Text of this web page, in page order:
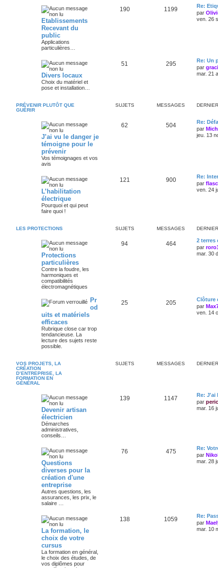
Etablissements
Recevant du
public
Applications
particulières…
190 1199
Re:
par
ven. 26
Divers locaux
Choix du matériel et
pose et installation…
51 295
Re: Un
par
mar. 21
PRÉVENIR PLUTÔT QUE
GUÉRIR
SUJETS MESSAGES
J’ai vu le danger je
témoigne pour le
prévenir
Vos témoignages et vos
avis
62 504
Re:
par
jeu. 13
L’habilitation
électrique
Pourquoi et qui peut
faire quoi !
121 900
Re:
par
ven. 24
LES PROTECTIONS SUJETS MESSAGES
Protections
particulières
Contre la foudre, les
harmoniques et
compatibilités
électromagnétiques
94 464
2 terres
par
mar. 30
Pr
od
uits et matériels
efficaces
Rubrique close car trop
tendancieuse. La
lecture des sujets reste
possible.
25 205
Clôture
par
ven. 14
VOS PROJETS, LA
CRÉATION
D’ENTREPRISE, LA
FORMATION EN
GÉNÉRAL
SUJETS MESSAGES
Devenir artisan
électricien
Démarches
administratives,
conseils…
139 1147
Re: J'ai
par
mar. 16
Questions
diverses pour la
création d'une
entreprise
Autres questions, les
assurances, les prix, le
salaire …
76 475
Re:
par
mar. 28
La formation, le
choix de votre
cursus
La formation en général,
le choix des études, de
vos diplômes pour
138 1059
Re:
par
mar. 10